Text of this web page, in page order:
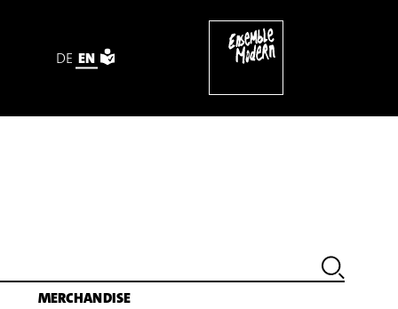
DE EN
MERCHANDISE